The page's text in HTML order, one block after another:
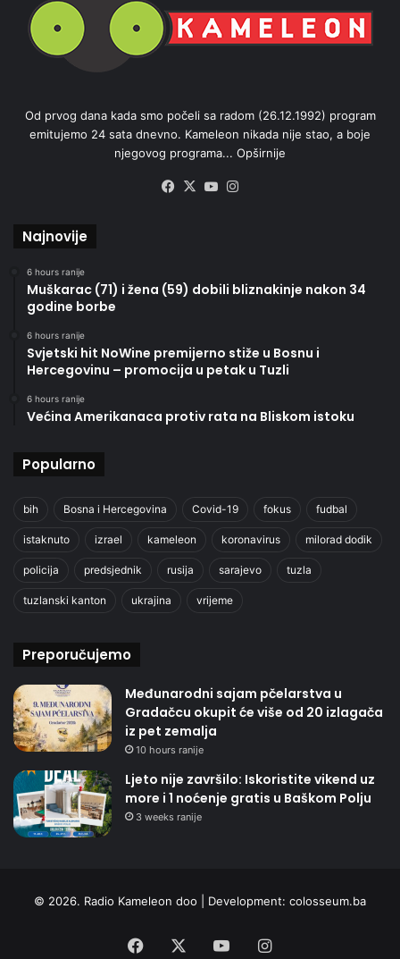
Od prvog dana kada smo počeli sa radom (26.12.1992) program
emitujemo 24 sata dnevno. Kameleon nikada nije stao, a boje
njegovog programa... Opširnije
Facebook
X YouTube
Najnovije
6 hours ranije
Muškarac (71) i žena (59) dobili bliznakinje nakon 34
godine borbe
6 hours ranije
Svjetski hit NoWine premijerno stiže u Bosnu i
Hercegovinu – promocija u petak u Tuzli
6 hours ranije
Većina Amerikanaca protiv rata na Bliskom istoku
Popularno
bih Bosna i Hercegovina Covid-19 fokus fudbal
istaknuto izrael kameleon koronavirus milorad dodik
policija predsjednik rusija sarajevo tuzla
tuzlanski kanton ukrajina vrijeme
Preporučujemo
Međunarodni sajam pčelarstva u
Gradačcu okupit će više od 20 izlagača
iz pet zemalja
10 hours ranije
Ljeto nije završilo: Iskoristite vikend uz
more i 1 noćenje gratis u Baškom Polju
3 weeks ranije
© 2026. Radio Kameleon doo | Development: colosseum.ba
Facebook YouTubeInstagram